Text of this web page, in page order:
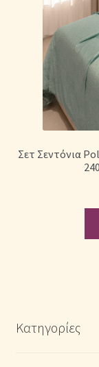
Σετ Σεντόνια
Κατηγορίες